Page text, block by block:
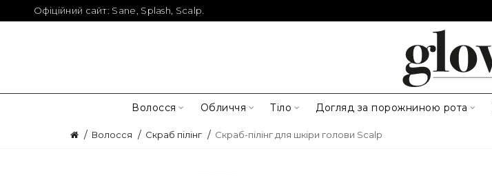
Офіційний сайт: Sane Splash Scalp
Волосся Обличчя Тіло Догляд за порожниною рота
Волосся Скраб пілінг Скраб-пілінг для шкіри голови Scalp